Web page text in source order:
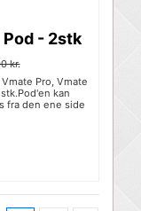
- 2stk
kr.
Pro, Vmate
kan
fra den ene side